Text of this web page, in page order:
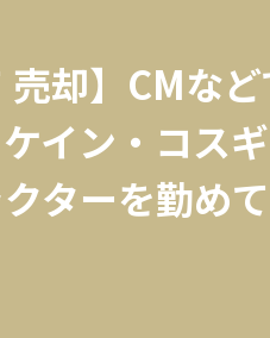
売却】CMな
イン・コス
ターを勤め